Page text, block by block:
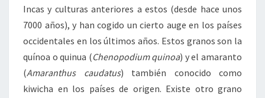
Incas y culturas anteriores a estos (desde hace unos
7000 años), y han cogido un cierto auge en los países
occidentales en los últimos años. Estos granos son la
quínoa o quinua (Chenopodium quinoa) y el amaranto
(Amaranthus caudatus) también conocido como
kiwicha en los países de origen. Existe otro grano